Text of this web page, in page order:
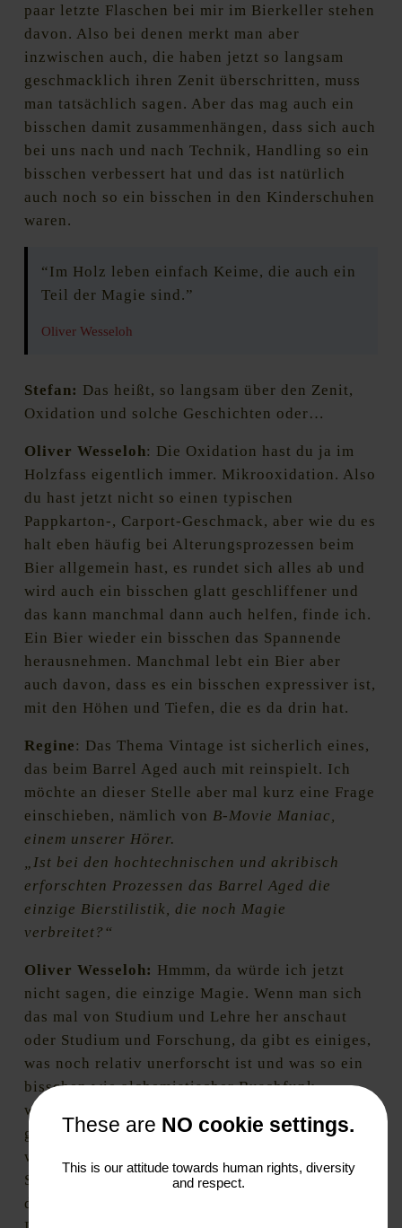
paar letzte Flaschen bei mir im Bierkeller stehen
davon. Also bei denen merkt man aber
inzwischen auch, die haben jetzt so langsam
geschmacklich ihren Zenit überschritten, muss
man tatsächlich sagen. Aber das mag auch ein
bisschen damit zusammenhängen, dass sich auch
bei uns nach und nach Technik, Handling so ein
bisschen verbessert hat und das ist natürlich
auch noch so ein bisschen in den Kinderschuhen
waren.
“Im Holz leben einfach Keime, die auch ein
Teil der Magie sind.”
Oliver Wesseloh
Stefan: Das heißt, so langsam über den Zenit,
Oxidation und solche Geschichten oder…
Oliver Wesseloh: Die Oxidation hast du ja im
Holzfass eigentlich immer. Mikrooxidation. Also
du hast jetzt nicht so einen typischen
Pappkarton-, Carport-Geschmack, aber wie du es
halt eben häufig bei Alterungsprozessen beim
Bier allgemein hast, es rundet sich alles ab und
wird auch ein bisschen glatt geschliffener und
das kann manchmal dann auch helfen, finde ich.
Ein Bier wieder ein bisschen das Spannende
herausnehmen. Manchmal lebt ein Bier aber
auch davon, dass es ein bisschen expressiver ist,
mit den Höhen und Tiefen, die es da drin hat.
Regine: Das Thema Vintage ist sicherlich eines,
das beim Barrel Aged auch mit reinspielt. Ich
möchte an dieser Stelle aber mal kurz eine Frage
einschieben, nämlich von B-Movie Maniac,
einem unserer Hörer.
„Ist bei den hochtechnischen und akribisch
erforschten Prozessen das Barrel Aged die
einzige Bierstilistik, die noch Magie
verbreitet?“
Oliver Wesseloh: Hmmm, da würde ich jetzt
nicht sagen, die einzige Magie. Wenn man sich
das mal von Studium und Lehre her anschaut
oder Studium und Forschung, da gibt es einiges,
was noch relativ unerforscht ist und was so ein
bisschen wie alchemistischer Buschfunk
weitergegeben wird. Da reden wir schon von so
ganz simplen Dingen wie Hopfenstopfen. Das
wird zwar immer mehr erforscht, gerade Thomas
Shellhammer in den USA ist ja sehr stark da
dran. Christina Schönberger natürlich auch.
These are NO cookie settings.
This is our attitude towards human rights, diversity
and respect.